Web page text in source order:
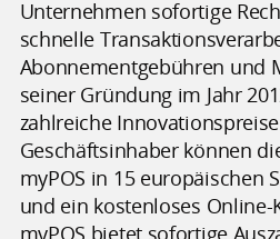
Unternehmen sofortige
schnelle
Abonnementgebühren und
seiner Gründung im Jahr
zahlreiche
Geschäftsinhaber können
myPOS in 15 europäischen
und ein kostenloses
myPOS bietet sofortige